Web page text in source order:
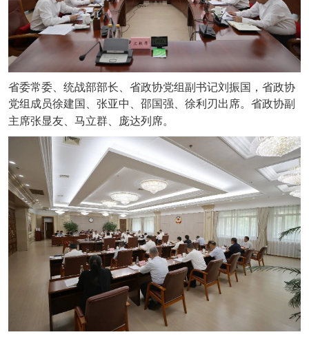
省委常委、统战部部长、省政协党组副书记刘振国，省政协
党组成员徐建国、张亚中、邵国强、徐利刃出席。省政协副
主席张显友、马立群、庞达列席。